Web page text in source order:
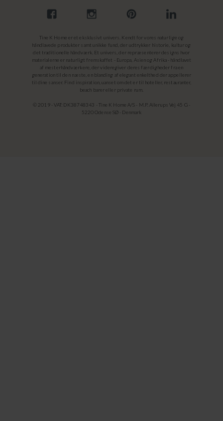
Tine K Home er et eksklusivt univers. Kendt for vores naturlige og
håndlavede produkter samt unikke fund, der udtrykker historie, kultur og
det traditionelle håndværk. Et univers, der repræsenterer designs hvor
materialerne er naturligt fremskaffet - Europa, Asien og Afrika - håndlavet
af mesterhåndværkere, der videregiver deres færdigheder fra en
generation til den næste, en blanding af elegant enkelthed der appellerer
til dine sanser. Find inspiration, uanset om det er til hoteller, restauranter,
beach barer eller private rum.
© 2019 - VAT: DK38748343 - Tine K Home A/S - M.P. Allerups Vej 45 G -
5220 Odense SØ - Denmark